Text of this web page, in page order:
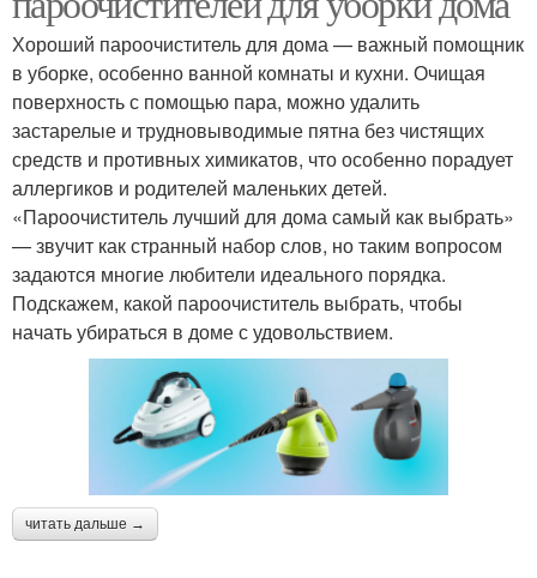
Хороший пароочиститель для дома — важный помощник
в уборке, особенно ванной комнаты и кухни. Очищая
поверхность с помощью пара, можно удалить
застарелые и трудновыводимые пятна без чистящих
средств и противных химикатов, что особенно порадует
аллергиков и родителей маленьких детей.
«Пароочиститель лучший для дома самый как выбрать»
— звучит как странный набор слов, но таким вопросом
задаются многие любители идеального порядка.
Подскажем, какой пароочиститель выбрать, чтобы
начать убираться в доме с удовольствием.
читать дальше →